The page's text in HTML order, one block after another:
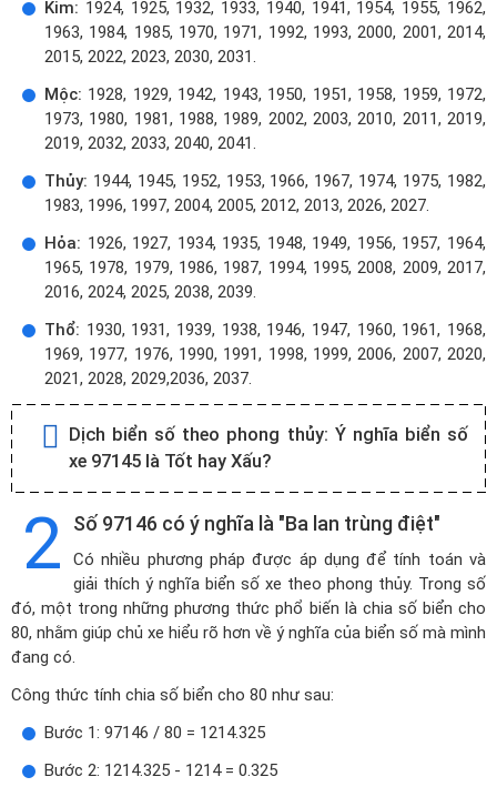
Kim: 1924, 1925, 1932, 1933, 1940, 1941, 1954, 1955, 1962,
1963, 1984, 1985, 1970, 1971, 1992, 1993, 2000, 2001, 2014,
2015, 2022, 2023, 2030, 2031.
Mộc: 1928, 1929, 1942, 1943, 1950, 1951, 1958, 1959, 1972,
1973, 1980, 1981, 1988, 1989, 2002, 2003, 2010, 2011, 2019,
2019, 2032, 2033, 2040, 2041.
Thủy: 1944, 1945, 1952, 1953, 1966, 1967, 1974, 1975, 1982,
1983, 1996, 1997, 2004, 2005, 2012, 2013, 2026, 2027.
Hỏa: 1926, 1927, 1934, 1935, 1948, 1949, 1956, 1957, 1964,
1965, 1978, 1979, 1986, 1987, 1994, 1995, 2008, 2009, 2017,
2016, 2024, 2025, 2038, 2039.
Thổ: 1930, 1931, 1939, 1938, 1946, 1947, 1960, 1961, 1968,
1969, 1977, 1976, 1990, 1991, 1998, 1999, 2006, 2007, 2020,
2021, 2028, 2029,2036, 2037.
Dịch biển số theo phong thủy: Ý nghĩa biển số
xe 97145 là Tốt hay Xấu?
2 Số 97146 có ý nghĩa là "Ba lan trùng điệt"
Có nhiều phương pháp được áp dụng để tính toán và
giải thích ý nghĩa biển số xe theo phong thủy. Trong số
đó, một trong những phương thức phổ biến là chia số biển cho
80, nhằm giúp chủ xe hiểu rõ hơn về ý nghĩa của biển số mà mình
đang có.
Công thức tính chia số biển cho 80 như sau:
Bước 1: 97146 / 80 = 1214.325
Bước 2: 1214.325 - 1214 = 0.325